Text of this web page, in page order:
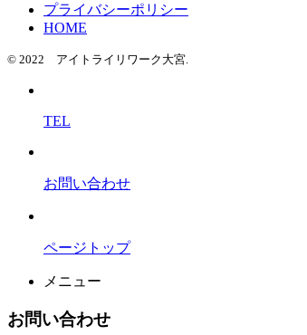
プライバシーポリシー
HOME
© 2022 アイトライリワーク大宮.
TEL
お問い合わせ
ページトップ
メニュー
お問い合わせ